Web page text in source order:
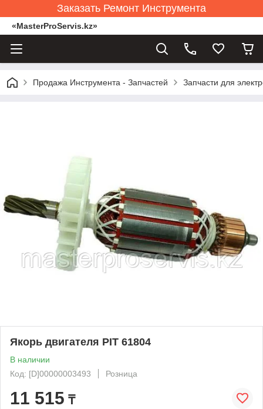
Заказать Ремонт Инструмента
«MasterProServis.kz»
Продажа Инструмента - Запчастей Запчасти для
Якорь двигателя PIT 61804
В наличии
Код: [D]00000003493
Розница
11 515 ₸